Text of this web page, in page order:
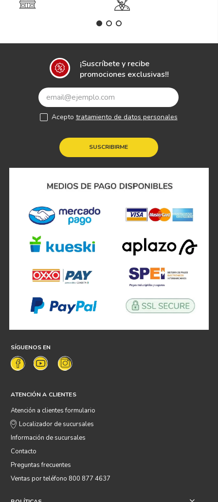
¡Suscríbete y recibe
promociones exclusivas!!
SUSCRIBIRME
Acepto tratamiento de datos personales
SÍGUENOS EN
ATENCIÓN A CLIENTES
Atención a clientes formulario
Localizador de sucursales
Información de sucursales
Contacto
Preguntas frecuentes
Ventas por teléfono 800 877 4637
+